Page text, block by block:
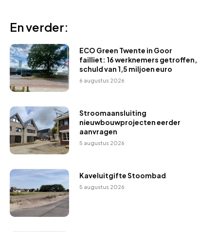
En verder:
ECO Green Twente in Goor
failliet: 16 werknemers getroffen,
schuld van 1,5 miljoen euro
6 augustus 2026
Stroomaansluiting
nieuwbouwprojecten eerder
aanvragen
5 augustus 2026
Kaveluitgifte Stoombad
5 augustus 2026